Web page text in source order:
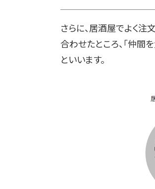
さらに、居酒屋でよく注
合わせたところ、「仲間
といいます。